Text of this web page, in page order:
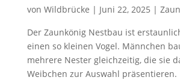
von Wildbrücke | Juni 22, 2025 |
Der Zaunkönig Nestbau ist
einen so kleinen Vogel. Männchen
mehrere Nester gleichzeitig, die sie
Weibchen zur Auswahl präsentieren.